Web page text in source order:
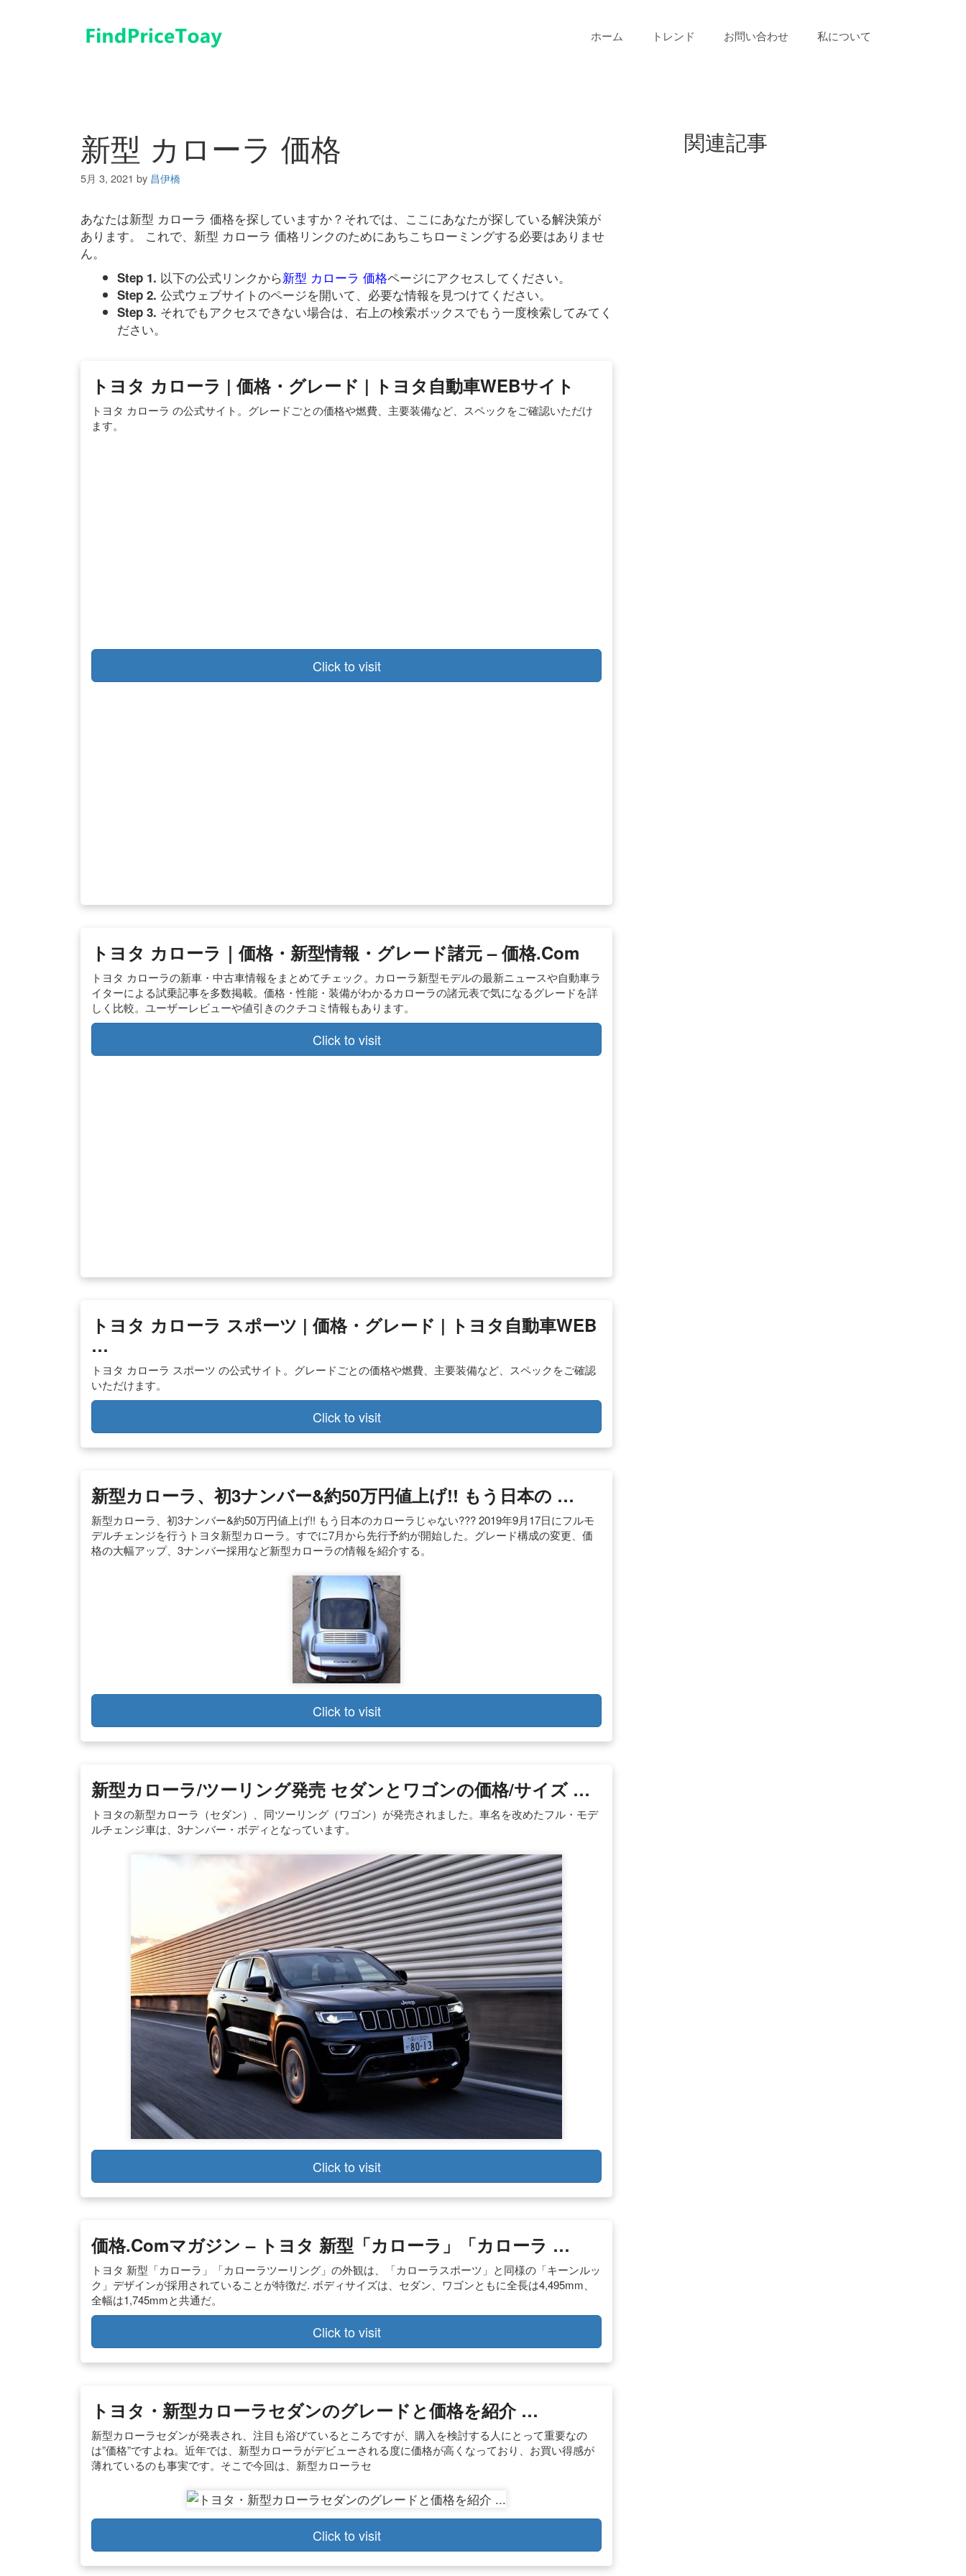
ホーム トレンド お問い合わせ 私について
新型 カローラ 価格
5月 3, 2021 by 昌伊橋
あなたは新型 カローラ 価格を探していますか？それでは、ここにあなたが探している解決策が
あります。 これで、新型 カローラ 価格リンクのためにあちこちローミングする必要はありませ
ん。
Step 1. 以下の公式リンクから新型 カローラ 価格ページにアクセスしてください。
Step 2. 公式ウェブサイトのページを開いて、必要な情報を見つけてください。
Step 3. それでもアクセスできない場合は、右上の検索ボックスでもう一度検索してみてく
ださい。
トヨタ カローラ | 価格・グレード | トヨタ自動車WEBサイト
トヨタ カローラ の公式サイト。グレードごとの価格や燃費、主要装備など、スペックをご確認いただけ
ます。
Click to visit
トヨタ カローラ｜価格・新型情報・グレード諸元 – 価格.com
トヨタ カローラの新車・中古車情報をまとめてチェック。カローラ新型モデルの最新ニュースや自動車ラ
イターによる試乗記事を多数掲載。価格・性能・装備がわかるカローラの諸元表で気になるグレードを詳
しく比較。ユーザーレビューや値引きのクチコミ情報もあります。
Click to visit
トヨタ カローラ スポーツ | 価格・グレード | トヨタ自動車WEB
…
トヨタ カローラ スポーツ の公式サイト。グレードごとの価格や燃費、主要装備など、スペックをご確認
いただけます。
Click to visit
新型カローラ、初3ナンバー&約50万円値上げ!! もう日本の …
新型カローラ、初3ナンバー&約50万円値上げ!! もう日本のカローラじゃない??? 2019年9月17日にフルモ
デルチェンジを行うトヨタ新型カローラ。すでに7月から先行予約が開始した。グレード構成の変更、価
格の大幅アップ、3ナンバー採用など新型カローラの情報を紹介する。
Click to visit
新型カローラ/ツーリング発売 セダンとワゴンの価格/サイズ …
トヨタの新型カローラ（セダン）、同ツーリング（ワゴン）が発売されました。車名を改めたフル・モデ
ルチェンジ車は、3ナンバー・ボディとなっています。
Click to visit
価格.comマガジン – トヨタ 新型「カローラ」「カローラ …
トヨタ 新型「カローラ」「カローラツーリング」の外観は、「カローラスポーツ」と同様の「キーンルッ
ク」デザインが採用されていることが特徴だ. ボディサイズは、セダン、ワゴンともに全長は4,495mm、
全幅は1,745mmと共通だ。
Click to visit
トヨタ・新型カローラセダンのグレードと価格を紹介 …
新型カローラセダンが発表され、注目も浴びているところですが、購入を検討する人にとって重要なの
は”価格”ですよね。近年では、新型カローラがデビューされる度に価格が高くなっており、お買い得感が
薄れているのも事実です。そこで今回は、新型カローラセ
Click to visit
関連記事